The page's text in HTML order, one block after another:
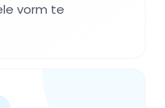
vorm te